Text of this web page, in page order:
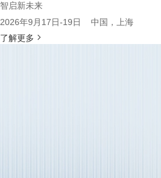
智启新未来
2026年9月17日-19日 中国，上海
了解更多